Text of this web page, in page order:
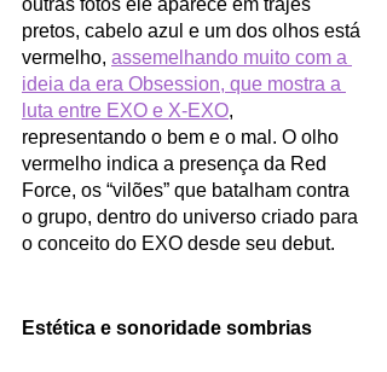
pretos, cabelo azul e um dos olhos está
vermelho, assemelhando muito com a
ideia da era Obsession, que mostra a
luta entre EXO e X-EXO,
representando o bem e o mal. O olho
vermelho indica a presença da Red
Force, os “vilões” que batalham contra
o grupo, dentro do universo criado para
o conceito do EXO desde seu debut.
Estética e sonoridade sombrias